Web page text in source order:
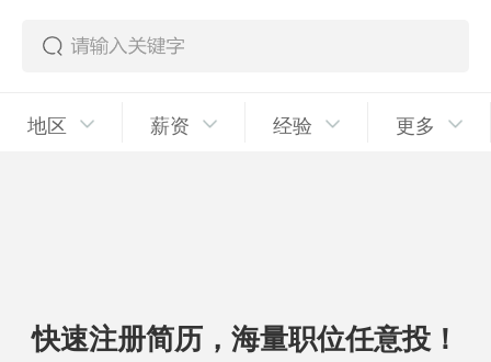
地区 薪资 经验 更多
快速注册简历，海量职位任意投！